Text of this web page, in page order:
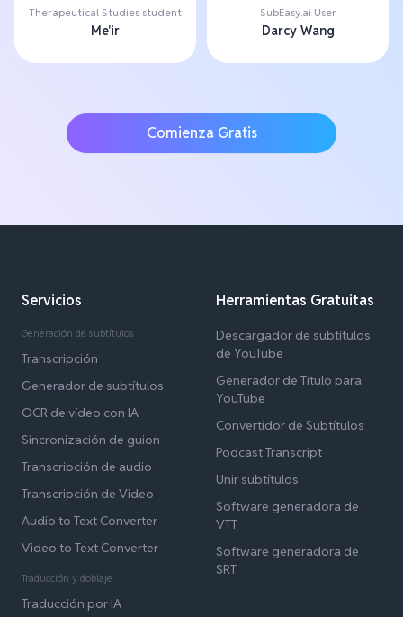
Therapeutical Studies student
Me'ir
SubEasy.ai User
Darcy Wang
Comienza Gratis
Servicios
Generación de subtítulos
Transcripción
Generador de subtítulos
OCR de vídeo con IA
Sincronización de guion
Transcripción de audio
Transcripción de Video
Audio to Text Converter
Video to Text Converter
Traducción y doblaje
Traducción por IA
Herramientas Gratuitas
Descargador de subtítulos
de YouTube
Generador de Título para
YouTube
Convertidor de Subtítulos
Podcast Transcript
Unir subtítulos
Software generadora de
VTT
Software generadora de
SRT